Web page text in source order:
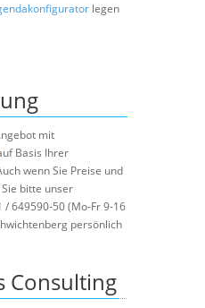
legen
mit
Basis Ihrer
wenn Sie Preise und
bitte unser
/ 649590-50 (Mo-Fr 9-16
persönlich
Consulting